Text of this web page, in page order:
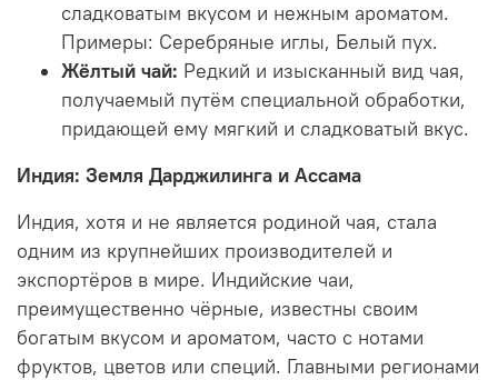
сладковатым вкусом и нежным ароматом.
Примеры: Серебряные иглы, Белый пух.
Жёлтый чай: Редкий и изысканный вид чая,
получаемый путём специальной обработки,
придающей ему мягкий и сладковатый вкус.
Индия: Земля Дарджилинга и Ассама
Индия, хотя и не является родиной чая, стала
одним из крупнейших производителей и
экспортёров в мире. Индийские чаи,
преимущественно чёрные, известны своим
богатым вкусом и ароматом, часто с нотами
фруктов, цветов или специй. Главными регионами